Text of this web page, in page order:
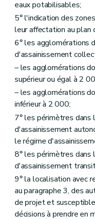
eaux potabilisables;
5° l'indication des
leur affectation au plan
6° les agglomérations
d'assainissement
– les agglomérations
supérieur ou égal à 2
– les agglomérations
inférieur à 2 000;
7° les périmètres
d'assainissement
le régime
8° les périmètres
d'assainissement
9° la localisation avec
au paragraphe 3, des
de projet et
décisions à prendre en